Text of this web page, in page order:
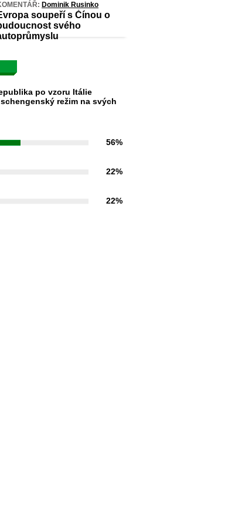
Dominik Rusinko
soupeří s Čínou o
svého
po vzoru Itálie
režim na svých
56%
22%
22%